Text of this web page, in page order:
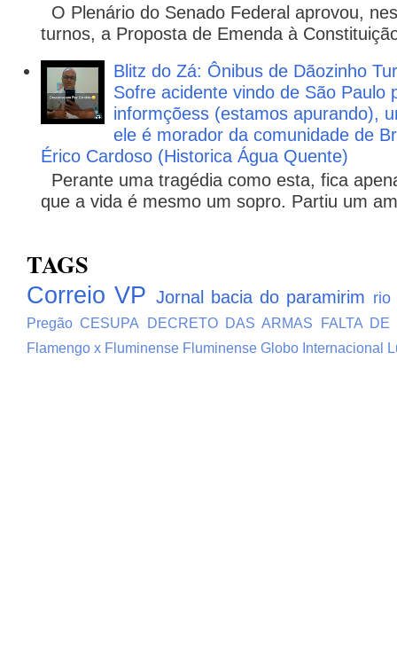
O Plenário do Senado Federal aprovou,
turnos, a Proposta de Emenda à
Blitz do Zá: Ônibus de Dãozinho
Sofre acidente vindo de São Paulo
informçõess (estamos apurando),
ele é morador da comunidade de
Érico Cardoso (Historica Água Quente)
Perante uma tragédia como esta, fica
que a vida é mesmo um sopro. Partiu um
TAGS
Correio VP Jornal bacia do paramirim rio
Pregão CESUPA DECRETO DAS ARMAS
FALTA DE
Flamengo x Fluminense Fluminense Globo Internacional